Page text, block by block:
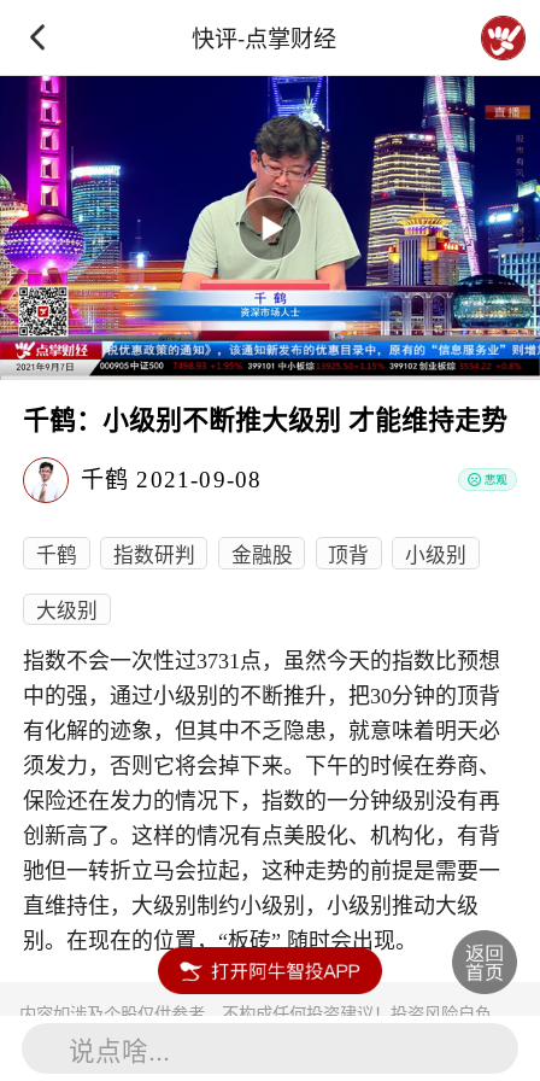
快评-点掌财经
千鹤：小级别不断推大级别 才能维持走势
千鹤 2021-09-08
千鹤 指数研判 金融股 顶背
小级别
大级别
指数不会一次性过3731点，虽然今天的指数比预想
中的强，通过小级别的不断推升，把30分钟的顶背
有化解的迹象，但其中不乏隐患，就意味着明天必
须发力，否则它将会掉下来。下午的时候在券商、
保险还在发力的情况下，指数的一分钟级别没有再
创新高了。这样的情况有点美股化、机构化，有背
驰但一转折立马会拉起，这种走势的前提是需要一
直维持住，大级别制约小级别，小级别推动大级
别。在现在的位置，“板砖” 随时会出现。
内容如涉及个股仅供参考，不构成任何投资建议！投资风险自负。
投资有风险，入市须谨慎。
说点啥...